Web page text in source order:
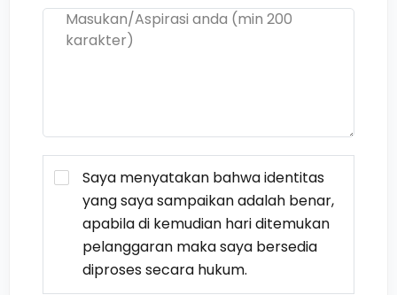
Saya menyatakan bahwa identitas
yang saya sampaikan adalah benar,
apabila di kemudian hari ditemukan
pelanggaran maka saya bersedia
diproses secara hukum.